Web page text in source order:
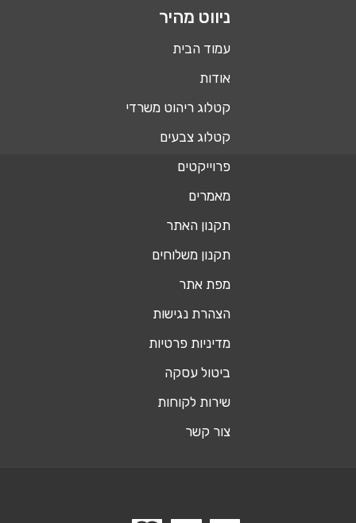
ניווט מהיר
עמוד הבית
אודות
קטלוג ריהוט משרדי
קטלוג צבעים
פרוייקטים
מאמרים
תקנון האתר
תקנון משלוחים
מפת אתר
הצהרת נגישות
מדיניות פרטיות
ביטול עסקה
שירות לקוחות
צור קשר